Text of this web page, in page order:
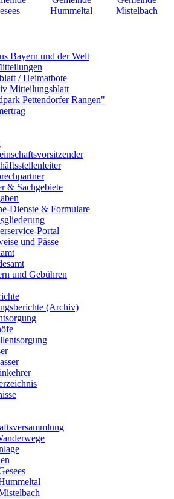
Bayern und der Welt
/ Heimatbote
Mitteilungsblatt
Pettendorfer Rangen"
& Sachgebiete
Dienste & Formulare
Portal
und Pässe
und Gebühren
(Archiv)